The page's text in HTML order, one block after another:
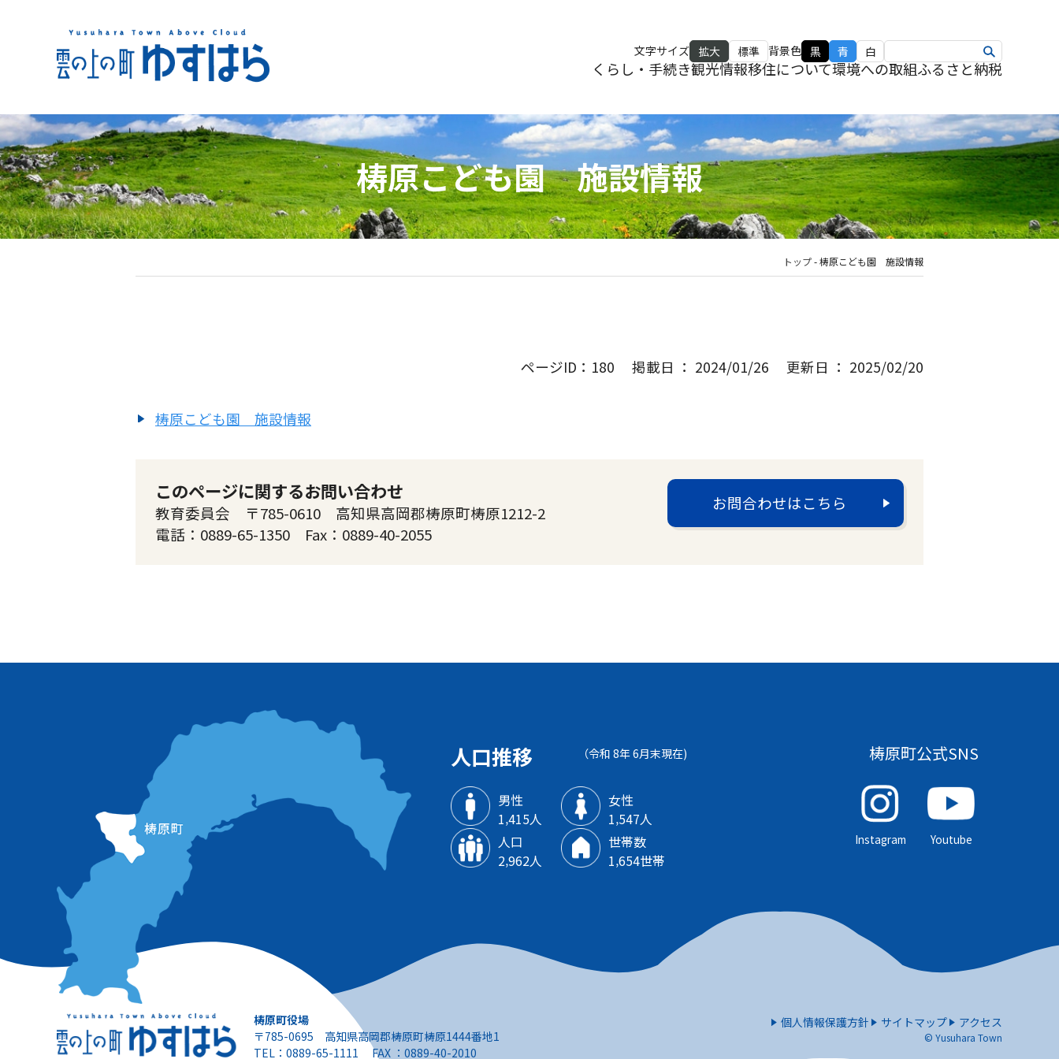
文字サイズ 拡大 標準 背景色 黒 青 白
くらし・手続き観光情報移住について環境への取組ふるさと納税
梼原こども園 施設情報
トップ-梼原こども園 施設情報
ページID：180 掲載日 ： 2024/01/26 更新日 ： 2025/02/20
梼原こども園 施設情報
このページに関するお問い合わせ
教育委員会 〒785-0610 高知県高岡郡梼原町梼原1212-2
電話：0889-65-1350 Fax：0889-40-2055
お問合わせはこちら
人口推移 （令和 8年 6月末現在)
男性
1‚415人
女性
1‚547人
人口
2‚962人
世帯数
1‚654世帯
梼原町公式SNS
Instagram Youtube
梼原町役場
〒785-0695 高知県高岡郡梼原町梼原1444番地1
TEL：0889-65-1111 FAX ：0889-40-2010
個人情報保護方針 サイトマップ アクセス
© Yusuhara Town